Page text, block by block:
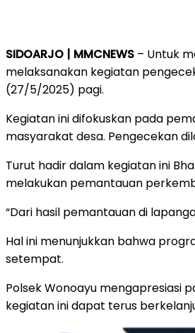
SIDOARJO | MMCNEWS – Untuk
melaksanakan kegiatan
(27/5/2025) pagi.
Kegiatan ini difokuskan pada
masyarakat desa. Pengecekan
Turut hadir dalam kegiatan ini
melakukan pemantauan
“Dari hasil pemantauan di
Hal ini menunjukkan bahwa
setempat.
Polsek Wonoayu mengapresiasi
kegiatan ini dapat terus